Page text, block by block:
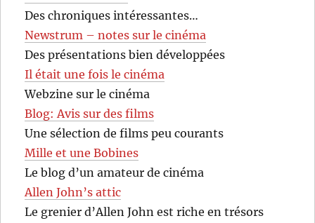
Des chroniques intéressantes…
Newstrum – notes sur le cinéma
Des présentations bien développées
Il était une fois le cinéma
Webzine sur le cinéma
Blog: Avis sur des films
Une sélection de films peu courants
Mille et une Bobines
Le blog d’un amateur de cinéma
Allen John’s attic
Le grenier d’Allen John est riche en trésors